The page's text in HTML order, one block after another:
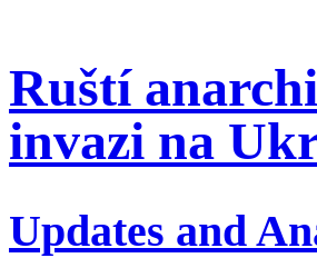
Ruští
invazi na
Updates and